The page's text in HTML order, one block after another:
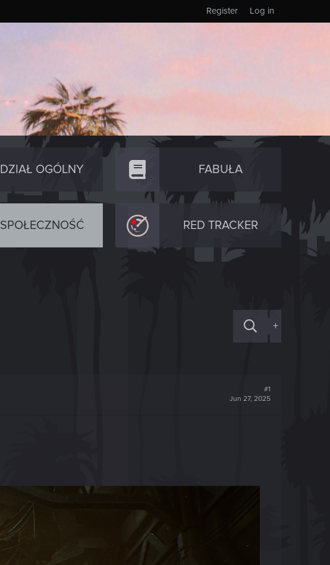
Log in
Register
DZIAŁ OGÓLNY FABUŁA
SPOŁECZNOŚĆ RED TRACKER
+
#1
Jun 27, 2025